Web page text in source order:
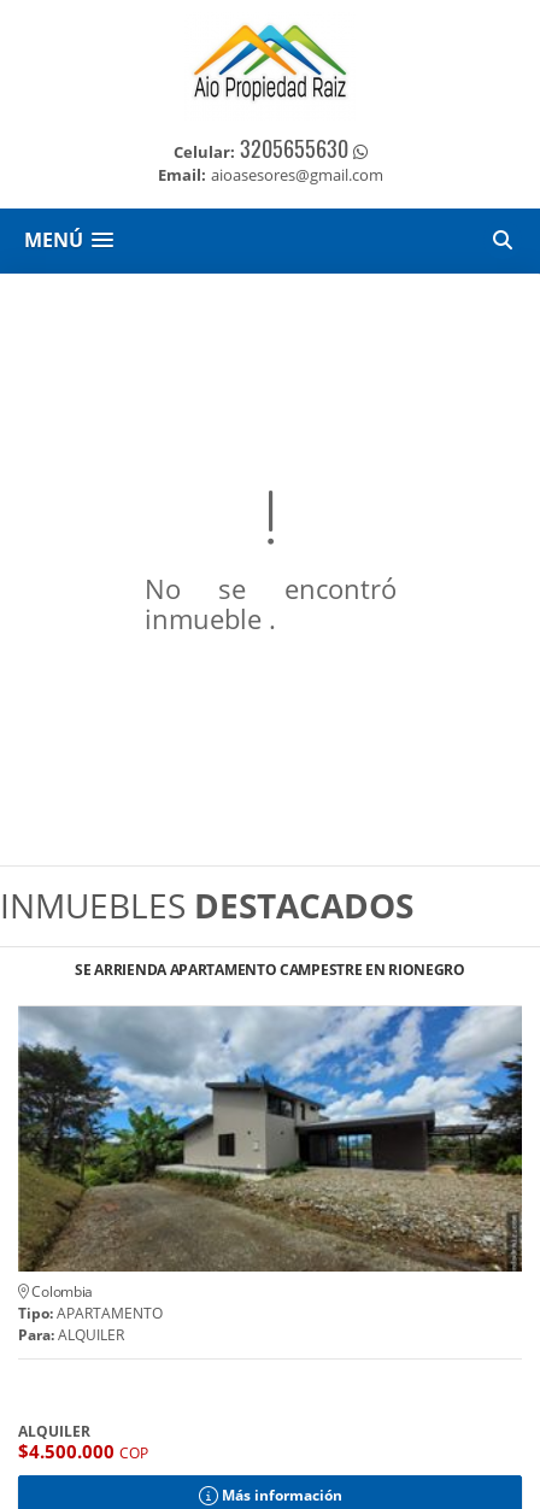
Celular: 3205655630
Email: aioasesores@gmail.com
MENÚ
No se encontró
inmueble .
INMUEBLES DESTACADOS
SE ARRIENDA APARTAMENTO CAMPESTRE EN RIONEGRO
Colombia
Tipo:APARTAMENTO
Para:ALQUILER
ALQUILER
$4.500.000 COP
Más información